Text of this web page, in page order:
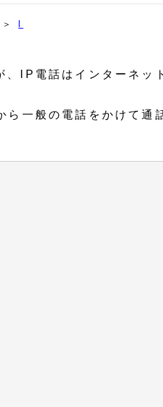
＞
IP電話はインターネッ
一般の電話をかけて通